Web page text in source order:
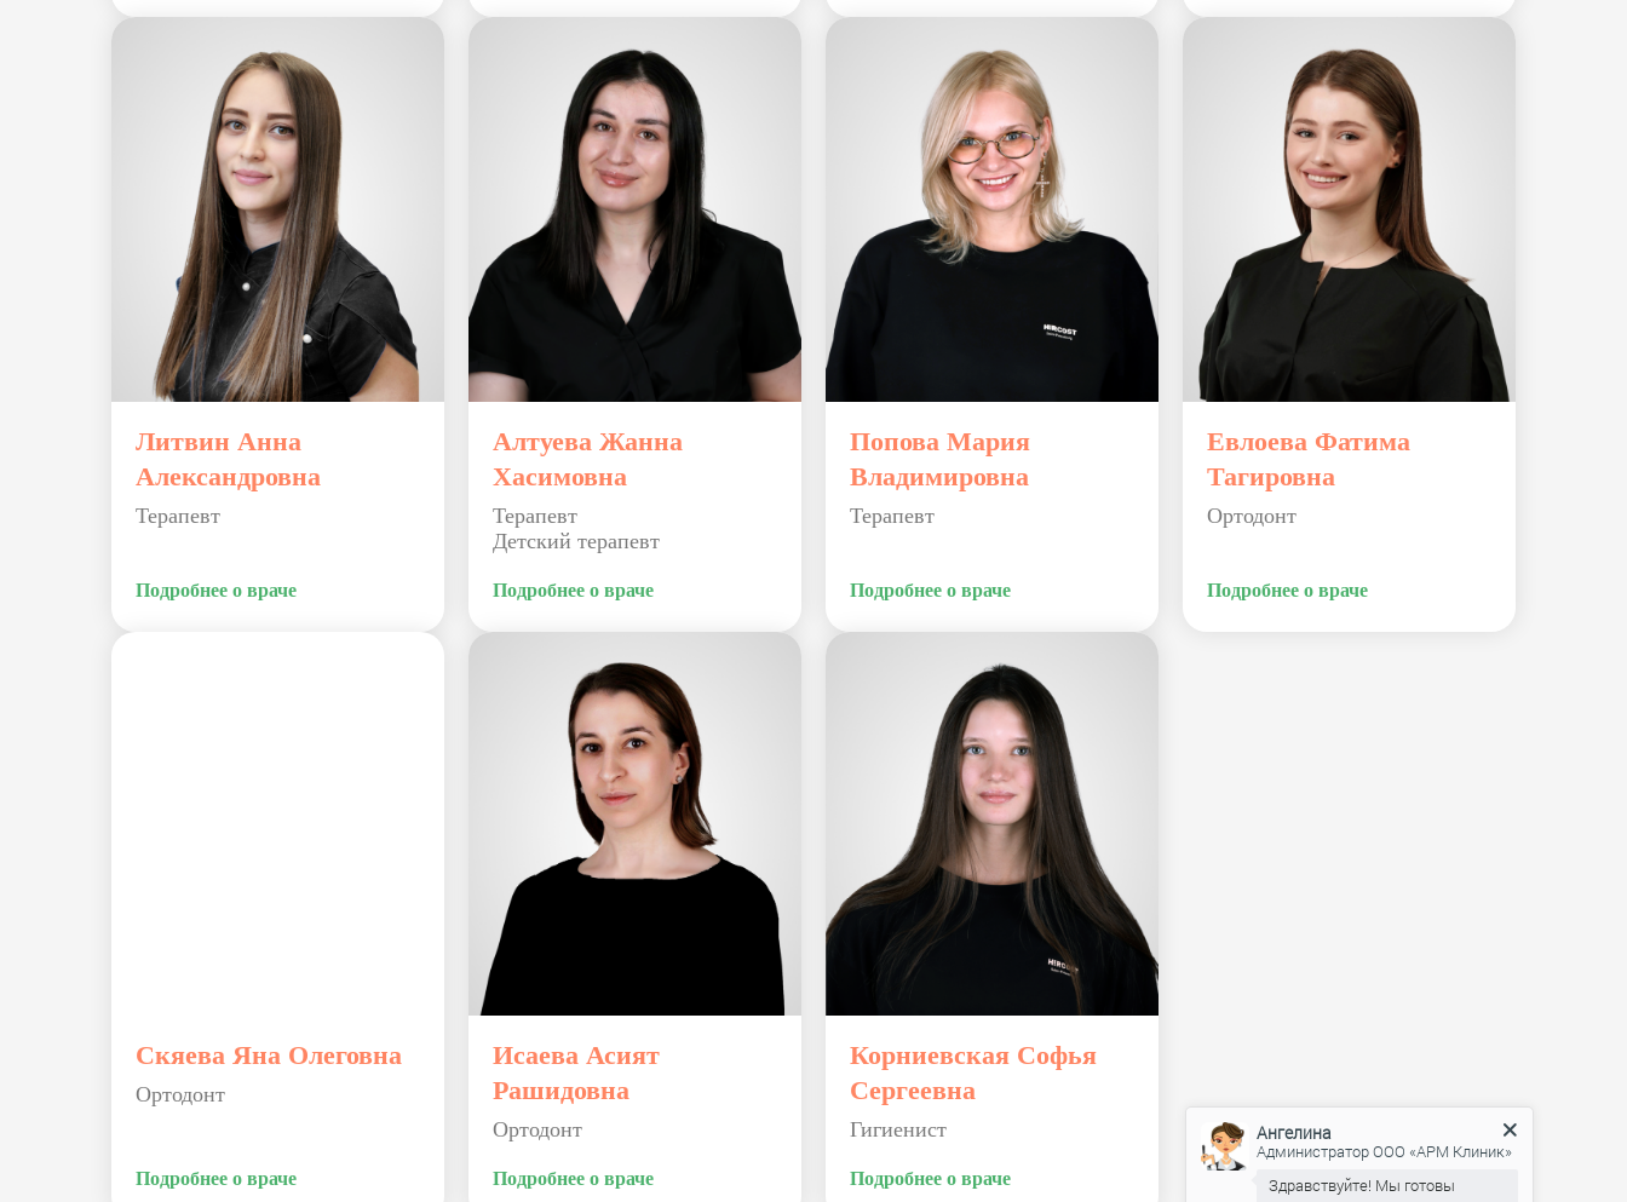
Литвин Анна
Александровна
Терапевт
Подробнее о враче
Алтуева Жанна
Хасимовна
Терапевт
Детский терапевт
Подробнее о враче
Попова Мария
Владимировна
Терапевт
Подробнее о враче
Евлоева Фатима
Тагировна
Ортодонт
Подробнее о враче
Скяева Яна Олеговна
Ортодонт
Подробнее о враче
Исаева Асият
Рашидовна
Ортодонт
Подробнее о враче
Корниевская Софья
Сергеевна
Гигиенист
Подробнее о враче
Ангелина
Администратор ООО «АРМ Клиник»
Здравствуйте! Мы готовы